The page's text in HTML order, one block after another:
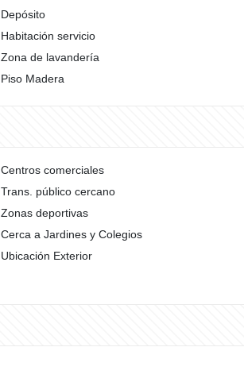
Depósito
Habitación servicio
Zona de lavandería
Piso Madera
Centros comerciales
Trans. público cercano
Zonas deportivas
Cerca a Jardines y Colegios
Ubicación Exterior